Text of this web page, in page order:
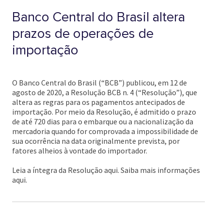
Banco Central do Brasil altera
prazos de operações de
importação
O Banco Central do Brasil (“BCB”) publicou, em 12 de
agosto de 2020, a Resolução BCB n. 4 (“Resolução”), que
altera as regras para os pagamentos antecipados de
importação. Por meio da Resolução, é admitido o prazo
de até 720 dias para o embarque ou a nacionalização da
mercadoria quando for comprovada a impossibilidade de
sua ocorrência na data originalmente prevista, por
fatores alheios à vontade do importador.
Leia a íntegra da Resolução aqui. Saiba mais informações
aqui.